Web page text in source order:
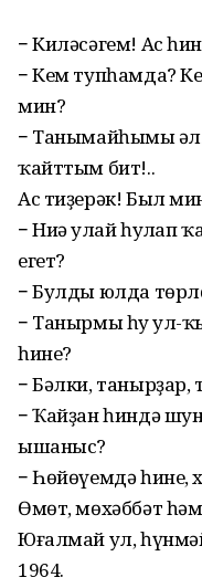
− Киләсәгем! Ас һин
− Кем тупһамда?
мин?
− Танымайһыңмы
ҡайттым бит!..
Ас тиҙерәк! Был
− Ниңә улай һуңлап
егет?
− Булды юлда
− Танырмы һуң ул-
һине?
− Бәлки, танырҙар,
− Ҡайҙан һиндә
ышаныс?
− Һөйөүемдә һине,
Өмөт, мөхәббәт
Юғалмай ул,
1964.